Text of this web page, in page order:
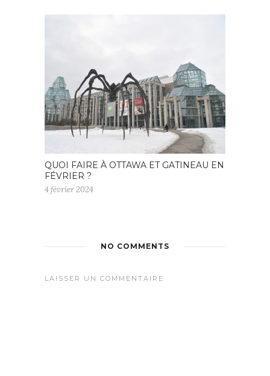
QUOI FAIRE À OTTAWA ET GATINEAU EN
FÉVRIER ?
4 février 2024
NO COMMENTS
LAISSER UN COMMENTAIRE